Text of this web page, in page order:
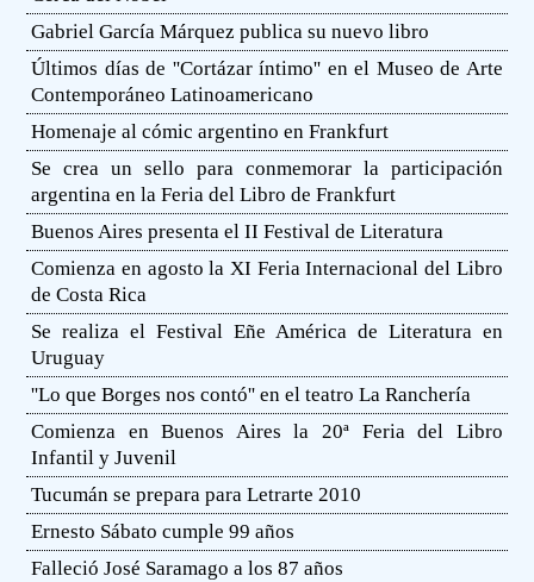
Gabriel García Márquez publica su nuevo libro
Últimos días de ''Cortázar íntimo'' en el Museo de Arte
Contemporáneo Latinoamericano
Homenaje al cómic argentino en Frankfurt
Se crea un sello para conmemorar la participación
argentina en la Feria del Libro de Frankfurt
Buenos Aires presenta el II Festival de Literatura
Comienza en agosto la XI Feria Internacional del Libro
de Costa Rica
Se realiza el Festival Eñe América de Literatura en
Uruguay
''Lo que Borges nos contó'' en el teatro La Ranchería
Comienza en Buenos Aires la 20ª Feria del Libro
Infantil y Juvenil
Tucumán se prepara para Letrarte 2010
Ernesto Sábato cumple 99 años
Falleció José Saramago a los 87 años